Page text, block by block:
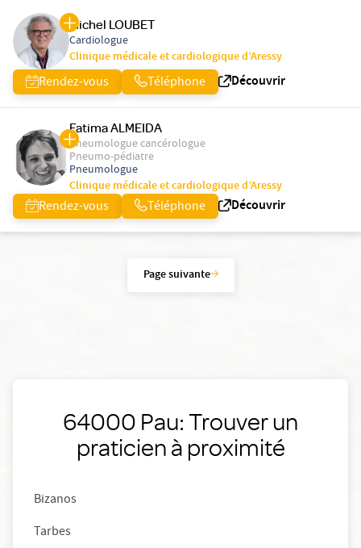
Michel LOUBET
Cardiologue
Clinique médicale et cardiologique d’Aressy
Rendez-vous Téléphone Découvrir
Fatima ALMEIDA
Pneumologue cancérologue
Pneumo-pédiatre
Pneumologue
Clinique médicale et cardiologique d’Aressy
Rendez-vous Téléphone Découvrir
Page suivante
64000 Pau: Trouver un
praticien à proximité
Bizanos
Tarbes